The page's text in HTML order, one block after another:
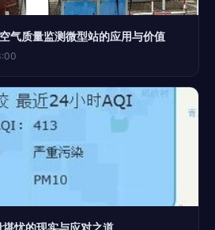
气质量监测微型站的应用与价值
忧的现实与应对之道